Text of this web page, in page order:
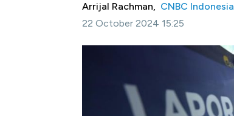
Arrijal Rachman, CNBC Indonesia
22 October 2024 15:25